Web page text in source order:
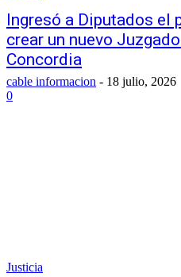
Ingresó a Diputados el
crear un nuevo
Concordia
cable informacion - 18 julio, 2026
0
Justicia